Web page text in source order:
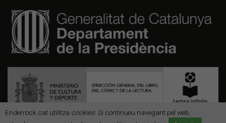
Enderrock.cat utilitza cookies. Si continueu navegant pel web,